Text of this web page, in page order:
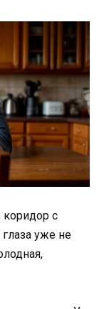
с
уже не